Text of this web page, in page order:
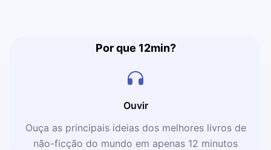
Por que 12min?
Ouvir
Ouça as principais ideias dos melhores livros de
não-ficção do mundo em apenas 12 minutos